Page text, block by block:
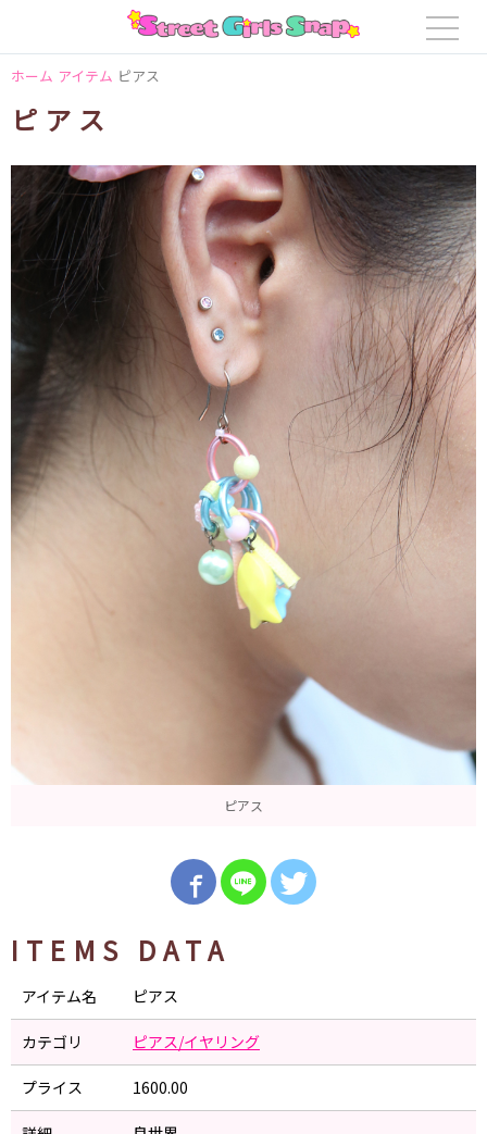
ホーム アイテム ピアス
ピアス
ピアス
ITEMS DATA
アイテム名 ピアス
カテゴリ ピアス/イヤリング
プライス 1600.00